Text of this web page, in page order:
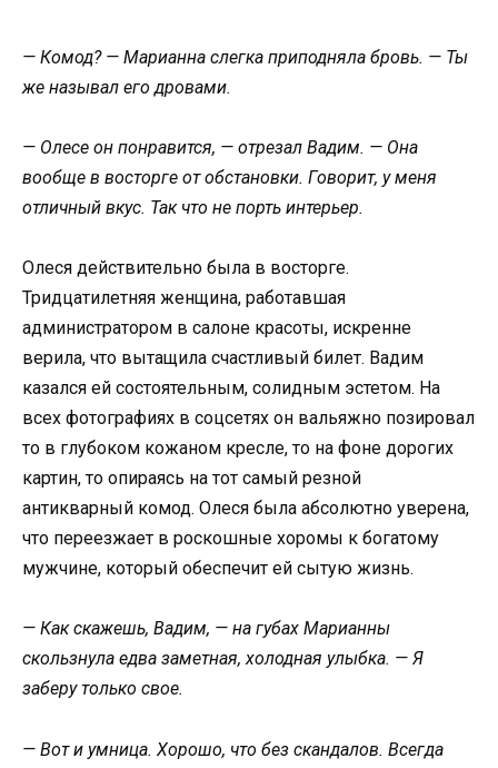
— Комод? — Марианна слегка приподняла бровь. — Ты
же называл его дровами.
— Олесе он понравится, — отрезал Вадим. — Она
вообще в восторге от обстановки. Говорит, у меня
отличный вкус. Так что не порть интерьер.
Олеся действительно была в восторге.
Тридцатилетняя женщина, работавшая
администратором в салоне красоты, искренне
верила, что вытащила счастливый билет. Вадим
казался ей состоятельным, солидным эстетом. На
всех фотографиях в соцсетях он вальяжно позировал
то в глубоком кожаном кресле, то на фоне дорогих
картин, то опираясь на тот самый резной
антикварный комод. Олеся была абсолютно уверена,
что переезжает в роскошные хоромы к богатому
мужчине, который обеспечит ей сытую жизнь.
— Как скажешь, Вадим, — на губах Марианны
скользнула едва заметная, холодная улыбка. — Я
заберу только свое.
— Вот и умница. Хорошо, что без скандалов. Всегда